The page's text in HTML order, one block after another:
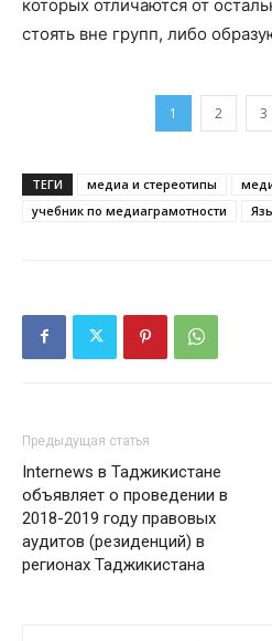
которых отличаются от
стоять вне групп, либо
1 2 3
ТЕГИ медиа и стереотипы
учебник по медиаграмотности
Предыдущая статья
Internews в Таджикистане
объявляет о проведении в
2018-2019 году правовых
аудитов (резиденций) в
регионах Таджикистана